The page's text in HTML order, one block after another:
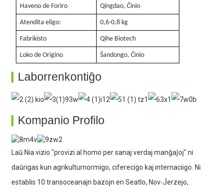
Haveno de Foriro Qingdao, Ĉinio
Atendita eligo: 0,6-0,8 kg
Fabrikisto Qihe Biotech
Loko de Origino Ŝandongo, Ĉinio
Laborrenkontiĝo
Kompanio Profilo
Laŭ Nia vizio "provizi al homo per sanaj verdaj manĝaĵoj" ni
daŭrigas kun agrikulturnormigo, ciferecigo kaj internaciigo. Ni
establis 10 transoceanajn bazojn en Seatlo, Nov-Ĵerzejo,